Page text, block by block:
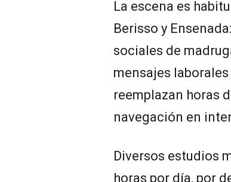
La escena es
Berisso y
sociales de
mensajes
reemplazan horas
navegación en
Diversos estudios
horas por día, por